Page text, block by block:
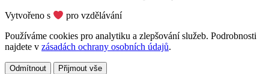
Vytvořeno s
pro vzdělávání
Používáme cookies pro analytiku a zlepšování služeb. Podrobnosti
najdete v zásadách ochrany osobních údajů.
Odmítnout Přijmout vše